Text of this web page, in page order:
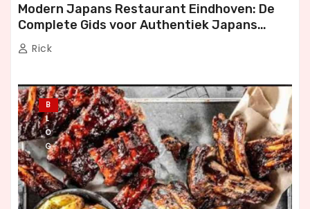
Modern Japans Restaurant Eindhoven: De
Complete Gids voor Authentiek Japans
Dineren
Rick
B
L
O
G